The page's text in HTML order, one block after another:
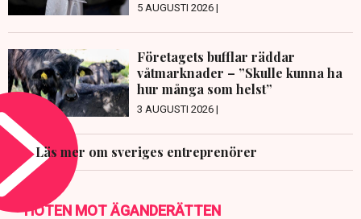
5 AUGUSTI 2026 |
Företagets bufflar räddar
våtmarknader – ”Skulle kunna ha
hur många som helst”
3 AUGUSTI 2026 |
Läs mer om sveriges entreprenörer
HOTEN MOT ÄGANDERÄTTEN